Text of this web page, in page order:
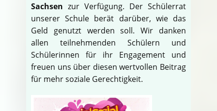
Sachsen zur Verfügung. Der Schülerrat
unserer Schule berät darüber, wie das
Geld genutzt werden soll. Wir danken
allen teilnehmenden Schülern und
Schülerinnen für ihr Engagement und
freuen uns über diesen wertvollen Beitrag
für mehr soziale Gerechtigkeit.